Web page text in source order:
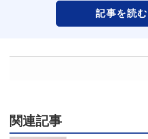
記事を読む
関連記事